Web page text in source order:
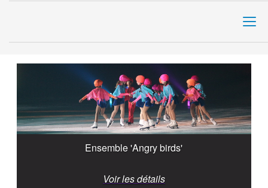
Ensemble 'Angry birds'
Voir les détails